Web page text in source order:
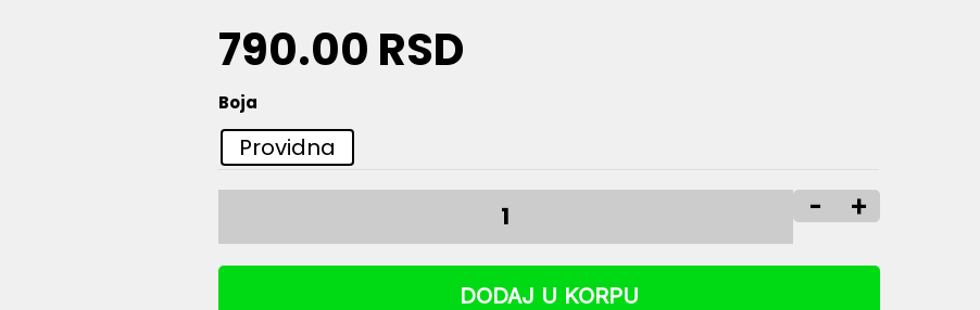
790.00 RSD
Boja
Providna
-
Prenosiva
kutija
za
nakit
+
DODAJ U KORPU